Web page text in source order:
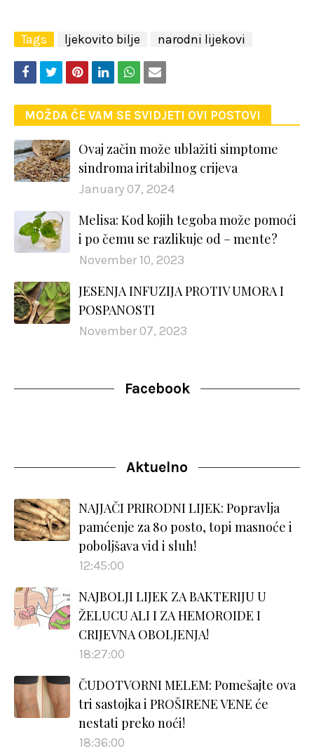
Tags ljekovito bilje narodni lijekovi
MOŽDA ĆE VAM SE SVIDJETI OVI POSTOVI
Ovaj začin može ublažiti simptome
sindroma iritabilnog crijeva
January 07, 2024
Melisa: Kod kojih tegoba može pomoći
i po čemu se razlikuje od – mente?
November 10, 2023
JESENJA INFUZIJA PROTIV UMORA I
POSPANOSTI
November 07, 2023
Facebook
Aktuelno
NAJJAČI PRIRODNI LIJEK: Popravlja
pamćenje za 80 posto, topi masnoće i
poboljšava vid i sluh!
12:45:00
NAJBOLJI LIJEK ZA BAKTERIJU U
ŽELUCU ALI I ZA HEMOROIDE I
CRIJEVNA OBOLJENJA!
18:27:00
ČUDOTVORNI MELEM: Pomešajte ova
tri sastojka i PROŠIRENE VENE će
nestati preko noći!
18:36:00